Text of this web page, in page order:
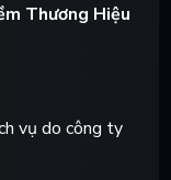
Thương Hiệu
vụ do công ty